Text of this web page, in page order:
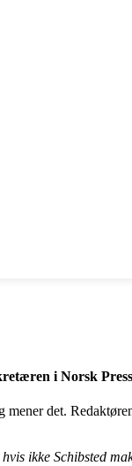
i Norsk
det.
ikke Schibsted